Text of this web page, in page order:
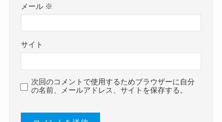
メール ※
サイト
次回のコメントで使用するためブラウザーに自分
の名前、メールアドレス、サイトを保存する。